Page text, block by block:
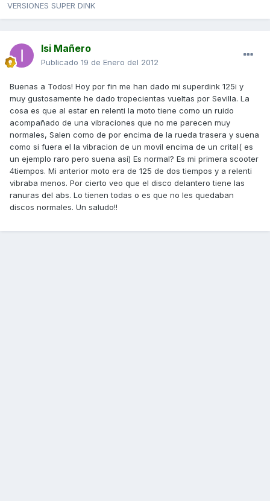
VERSIONES SUPER DINK
Isi Mañero
Publicado 19 de Enero del 2012
Buenas a Todos! Hoy por fin me han dado mi superdink 125i y
muy gustosamente he dado tropecientas vueltas por Sevilla. La
cosa es que al estar en relenti la moto tiene como un ruido
acompañado de una vibraciones que no me parecen muy
normales, Salen como de por encima de la rueda trasera y suena
como si fuera el la vibracion de un movil encima de un crital( es
un ejemplo raro pero suena asi) Es normal? Es mi primera scooter
4tiempos. Mi anterior moto era de 125 de dos tiempos y a relenti
vibraba menos. Por cierto veo que el disco delantero tiene las
ranuras del abs. Lo tienen todas o es que no les quedaban
discos normales. Un saludo!!